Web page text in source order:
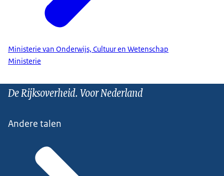
Ministerie van Onderwijs, Cultuur en Wetenschap
Ministerie
De Rijksoverheid. Voor Nederland
Andere talen